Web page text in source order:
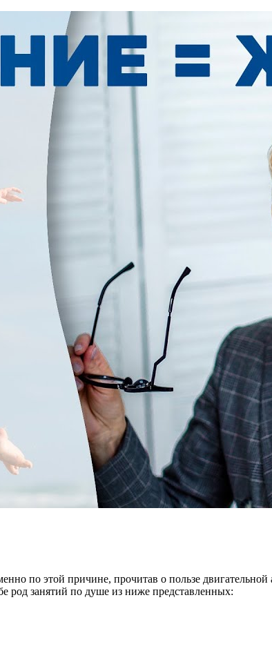
по этой причине, прочитав о пользе
род занятий по душе из ниже представленных: